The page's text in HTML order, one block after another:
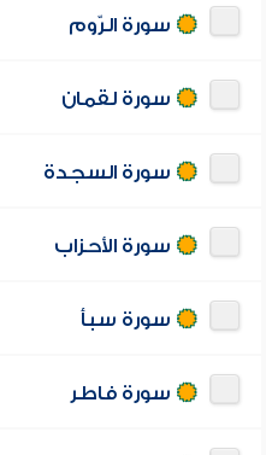
سورة الرّوم
سورة لقمان
سورة السجدة
سورة الأحزاب
سورة سبأ
سورة فاطر